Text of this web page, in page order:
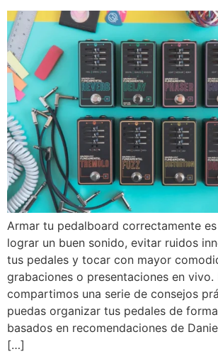
Armar tu pedalboard correctamente
lograr un buen sonido, evitar ruidos
tus pedales y tocar con mayor
grabaciones o presentaciones en vivo.
compartimos una serie de consejos
puedas organizar tus pedales de
basados en recomendaciones de
[…]